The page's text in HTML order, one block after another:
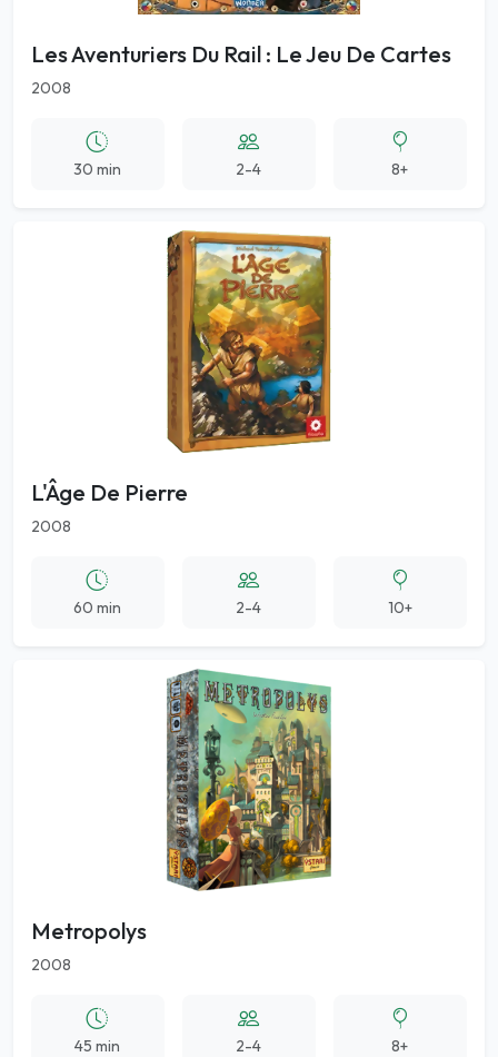
Les Aventuriers Du Rail : Le Jeu De Cartes
2008
30 min 2-4 8+
L'Âge De Pierre
2008
60 min 2-4 10+
Metropolys
2008
45 min 2-4 8+